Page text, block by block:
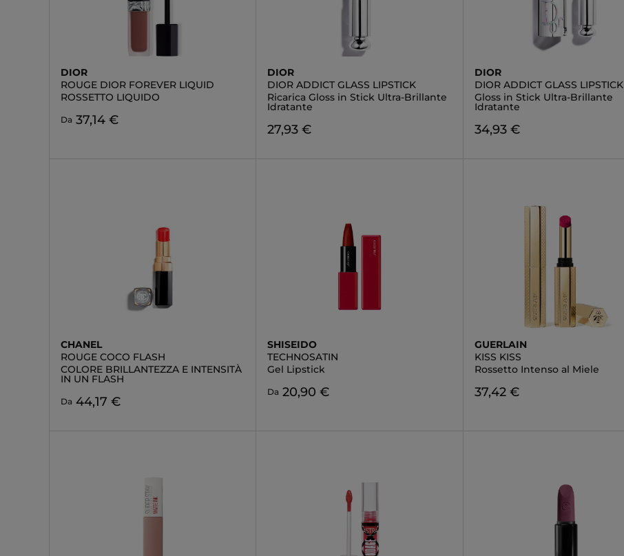
DIOR
ROUGE DIOR FOREVER LIQUID
ROSSETTO LIQUIDO
Da 37,14 €
DIOR
DIOR ADDICT GLASS LIPSTICK
Ricarica Gloss in Stick Ultra-Brillante
Idratante
27,93 €
DIOR
DIOR ADDICT GLASS LIPSTICK
Gloss in Stick Ultra-Brillante
Idratante
34,93 €
CHANEL
ROUGE COCO FLASH
COLORE BRILLANTEZZA E INTENSITÀ
IN UN FLASH
Da 44,17 €
SHISEIDO
TECHNOSATIN
Gel Lipstick
Da 20,90 €
GUERLAIN
KISS KISS
Rossetto Intenso al Miele
37,42 €